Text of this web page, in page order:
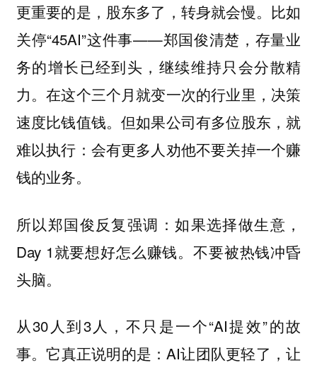
更重要的是，股东多了，转身就会慢。比如
关停“45AI”这件事——郑国俊清楚，存量业
务的增长已经到头，继续维持只会分散精
力。在这个三个月就变一次的行业里，决策
速度比钱值钱。但如果公司有多位股东，就
难以执行：会有更多人劝他不要关掉一个赚
钱的业务。
所以郑国俊反复强调：如果选择做生意，
Day 1就要想好怎么赚钱。不要被热钱冲昏
头脑。
从30人到3人，不只是一个“AI提效”的故
事。它真正说明的是：AI让团队更轻了，让